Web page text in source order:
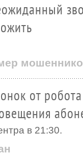
от
в 21:30.